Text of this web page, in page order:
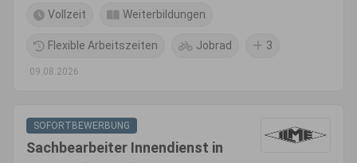
Vollzeit Weiterbildungen
Flexible Arbeitszeiten Jobrad 3
09.08.2026
SOFORTBEWERBUNG
Sachbearbeiter Innendienst in